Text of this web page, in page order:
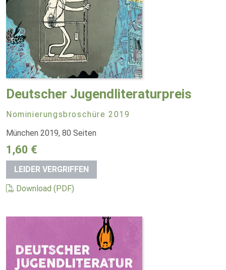
Deutscher Jugendliteraturpreis
Nominierungsbroschüre 2019
München 2019, 80 Seiten
1,60 €
LEIDER VERGRIFFEN
Download (PDF)